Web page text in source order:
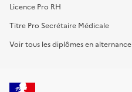
Licence Pro RH
Titre Pro Secrétaire Médicale
Voir tous les diplômes en alternance